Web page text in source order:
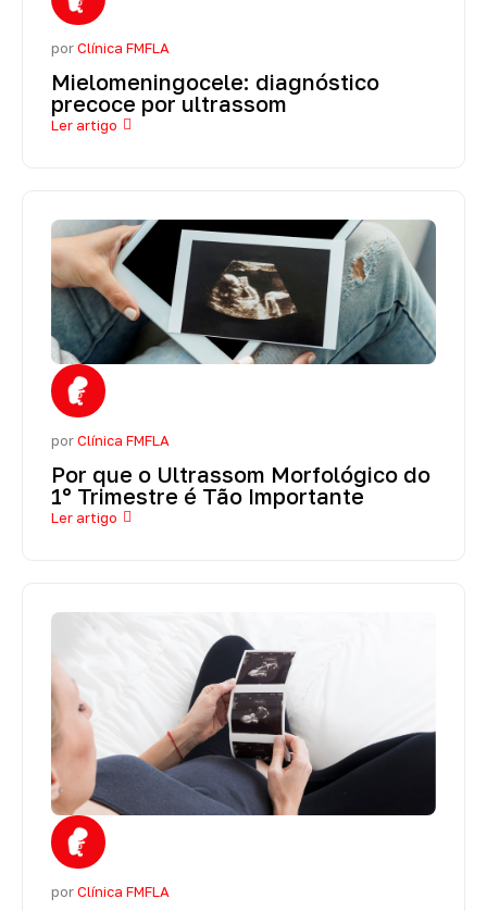
porClínica FMFLA
Mielomeningocele: diagnóstico
precoce por ultrassom
Ler artigo
porClínica FMFLA
Por que o Ultrassom Morfológico do
1º Trimestre é Tão Importante
Ler artigo
porClínica FMFLA